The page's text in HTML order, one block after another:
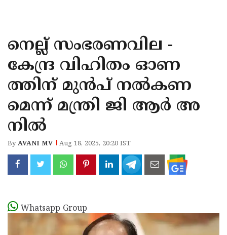
KANNUR
KASARAGOD
നെല്ല് സംഭരണവില -
കേന്ദ്ര വിഹിതം ഓണ
ത്തിന് മുൻപ് നൽകണ
മെന്ന് മന്ത്രി ജി ആർ അ
നിൽ
ByAVANI MV Aug 18, 2025, 20:20 IST
Whatsapp Group